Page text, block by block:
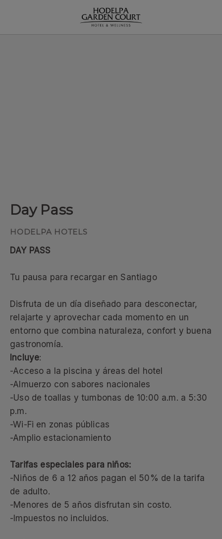
Day Pass
DAY PASS
Tu pausa para recargar en Santiago
Disfruta de un día diseñado para desconectar,
relajarte y aprovechar cada momento en un
entorno que combina naturaleza, confort y buena
gastronomía.
Incluye:
-Acceso a la piscina y áreas del hotel
-Almuerzo con sabores nacionales
-Uso de toallas y tumbonas de 10:00 a.m. a 5:30
p.m.
-Wi-Fi en zonas públicas
-Amplio estacionamiento
Tarifas especiales para niños:
-Niños de 6 a 12 años pagan el 50% de la tarifa
de adulto.
-Menores de 5 años disfrutan sin costo.
-Impuestos no incluidos.